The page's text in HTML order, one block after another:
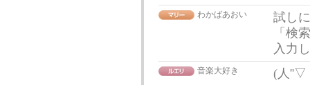
わかばあおい
試し
「検
入力
音楽大好き (人''▽